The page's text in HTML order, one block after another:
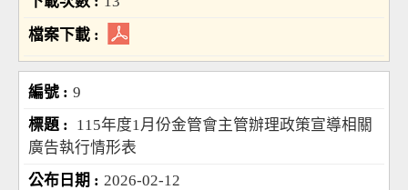
9
115年度1月份金管會主管辦理政策宣導相關
廣告執行情形表
2026-02-12